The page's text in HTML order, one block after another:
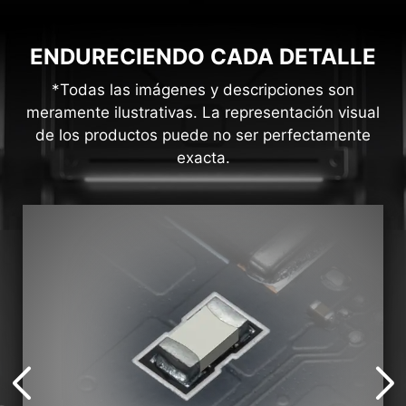
ENDURECIENDO CADA DETALLE
*Todas las imágenes y descripciones son
meramente ilustrativas. La representación visual
de los productos puede no ser perfectamente
exacta.